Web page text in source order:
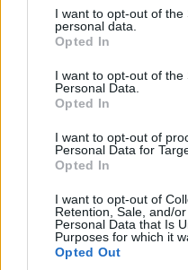
not limited to your visit or
grant or deny consent to
use your data for below
consent section.
I want to opt-out of the
personal data.
Opted In
I want to opt-out of the
Personal Data.
Opted In
I want to opt-out of
Personal Data for
Opted In
I want to opt-out of
Retention, Sale, and/
Personal Data that Is
Purposes for which it
Opted Out
ahhoz, hogy elgázolja
Öt évet is kaphat az a
egy 13 éves kisfiút és
M0-s leállósávjában.